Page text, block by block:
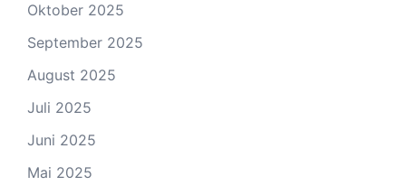
Oktober 2025
September 2025
August 2025
Juli 2025
Juni 2025
Mai 2025